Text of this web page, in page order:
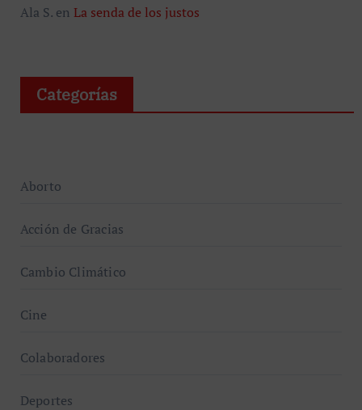
Ala S.en La senda de los justos
Categorías
Aborto
Acción de Gracias
Cambio Climático
Cine
Colaboradores
Deportes